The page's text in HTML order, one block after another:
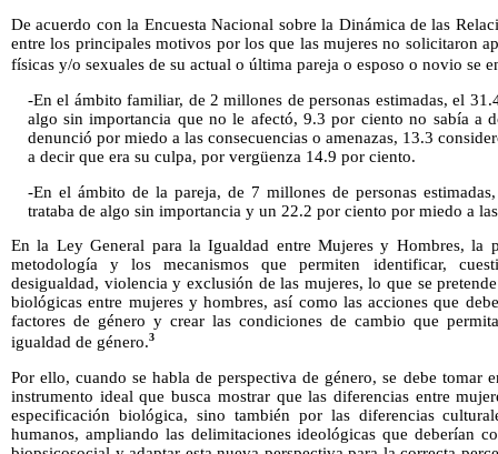
De acuerdo con la Encuesta Nacional sobre la Dinámica de las
entre los principales motivos por los que las mujeres no solicitaron
físicas y/o sexuales de su actual o última pareja o esposo o novio se
-En el ámbito familiar, de 2 millones de personas estimadas, el
algo sin importancia que no le afectó, 9.3 por ciento no sabía a
denunció por miedo a las consecuencias o amenazas, 13.3
a decir que era su culpa, por vergüenza 14.9 por ciento.
-En el ámbito de la pareja, de 7 millones de personas
trataba de algo sin importancia y un 22.2 por ciento por miedo a
En la Ley General para la Igualdad entre Mujeres y Hombres, la
metodología y los mecanismos que permiten identificar,
desigualdad, violencia y exclusión de las mujeres, lo que se
biológicas entre mujeres y hombres, así como las acciones que
factores de género y crear las condiciones de cambio que
igualdad de género.3
Por ello, cuando se habla de perspectiva de género, se debe tomar
instrumento ideal que busca mostrar que las diferencias entre
especificación biológica, sino también por las diferencias
humanos, ampliando las delimitaciones ideológicas que deberían